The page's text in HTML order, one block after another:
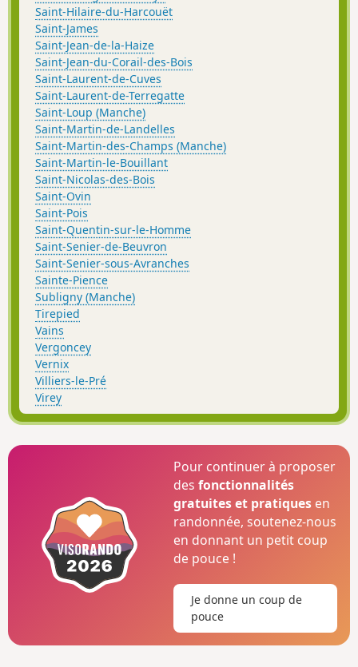
Saint-Hilaire-du-Harcouët
Saint-James
Saint-Jean-de-la-Haize
Saint-Jean-du-Corail-des-Bois
Saint-Laurent-de-Cuves
Saint-Laurent-de-Terregatte
Saint-Loup (Manche)
Saint-Martin-de-Landelles
Saint-Martin-des-Champs (Manche)
Saint-Martin-le-Bouillant
Saint-Nicolas-des-Bois
Saint-Ovin
Saint-Pois
Saint-Quentin-sur-le-Homme
Saint-Senier-de-Beuvron
Saint-Senier-sous-Avranches
Sainte-Pience
Subligny (Manche)
Tirepied
Vains
Vergoncey
Vernix
Villiers-le-Pré
Virey
Pour continuer à proposer
desfonctionnalités
gratuites et pratiques en
randonnée, soutenez-nous
en donnant un petit coup
de pouce !
Je donne un coup de
pouce